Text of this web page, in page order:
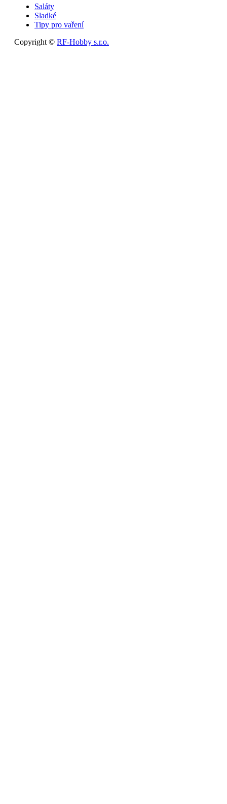
Saláty
Sladké
Tipy pro vaření
Copyright © RF-Hobby s.r.o.